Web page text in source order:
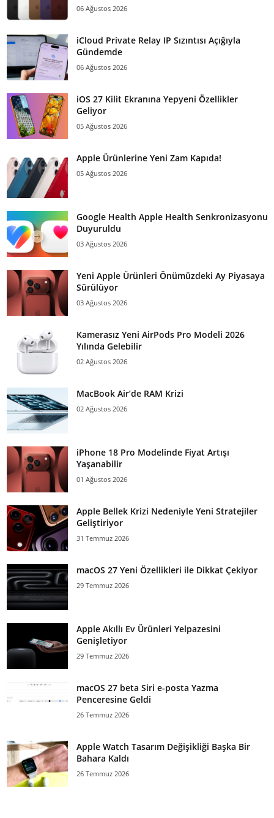
06 Ağustos 2026
iCloud Private Relay IP Sızıntısı Açığıyla
Gündemde
06 Ağustos 2026
iOS 27 Kilit Ekranına Yepyeni Özellikler
Geliyor
05 Ağustos 2026
Apple Ürünlerine Yeni Zam Kapıda!
05 Ağustos 2026
Google Health Apple Health Senkronizasyonu
Duyuruldu
03 Ağustos 2026
Yeni Apple Ürünleri Önümüzdeki Ay Piyasaya
Sürülüyor
03 Ağustos 2026
Kamerasız Yeni AirPods Pro Modeli 2026
Yılında Gelebilir
02 Ağustos 2026
MacBook Air’de RAM Krizi
02 Ağustos 2026
iPhone 18 Pro Modelinde Fiyat Artışı
Yaşanabilir
01 Ağustos 2026
Apple Bellek Krizi Nedeniyle Yeni Stratejiler
Geliştiriyor
31 Temmuz 2026
macOS 27 Yeni Özellikleri ile Dikkat Çekiyor
29 Temmuz 2026
Apple Akıllı Ev Ürünleri Yelpazesini
Genişletiyor
29 Temmuz 2026
macOS 27 beta Siri e-posta Yazma
Penceresine Geldi
26 Temmuz 2026
Apple Watch Tasarım Değişikliği Başka Bir
Bahara Kaldı
26 Temmuz 2026